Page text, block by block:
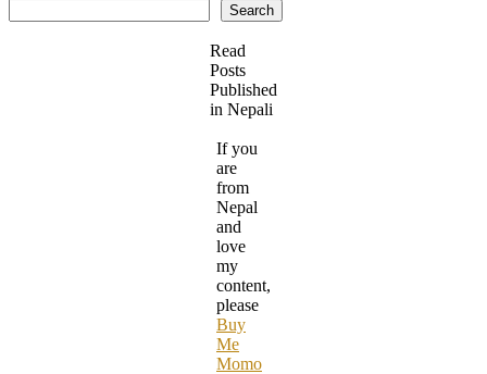
Search
Read
Posts
Published
in Nepali
If you
are
from
Nepal
and
love
my
content,
please
Buy
Me
Momo